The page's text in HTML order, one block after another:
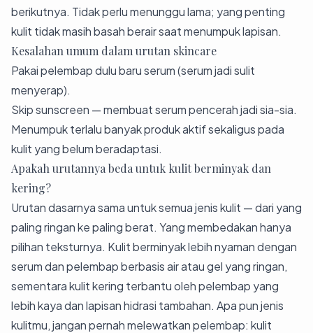
berikutnya. Tidak perlu menunggu lama; yang penting
kulit tidak masih basah berair saat menumpuk lapisan.
Kesalahan umum dalam urutan skincare
Pakai pelembap dulu baru serum (serum jadi sulit
menyerap).
Skip sunscreen — membuat serum pencerah jadi sia-sia.
Menumpuk terlalu banyak produk aktif sekaligus pada
kulit yang belum beradaptasi.
Apakah urutannya beda untuk kulit berminyak dan
kering?
Urutan dasarnya sama untuk semua jenis kulit — dari yang
paling ringan ke paling berat. Yang membedakan hanya
pilihan teksturnya. Kulit berminyak lebih nyaman dengan
serum dan pelembap berbasis air atau gel yang ringan,
sementara kulit kering terbantu oleh pelembap yang
lebih kaya dan lapisan hidrasi tambahan. Apa pun jenis
kulitmu, jangan pernah melewatkan pelembap: kulit